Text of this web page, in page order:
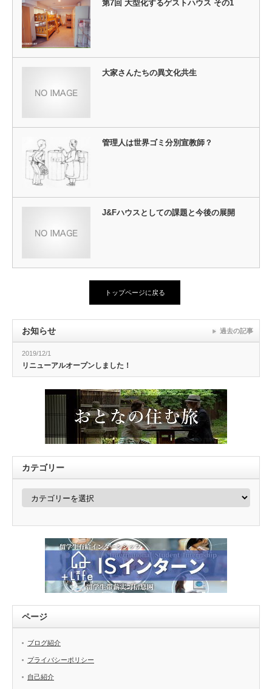
第7回 大型化するゲストハウス その1
大家さんたちの異文化共生
管理人は世界ゴミ分別宣教師？
J&Fハウスとしての課題と今後の展開
トップページに戻る
お知らせ
2019/12/1
リニューアルオープンしました！
過去の記事
カテゴリー
カ
ー
ページ
ブログ紹介
プライバシーポリシー
自己紹介